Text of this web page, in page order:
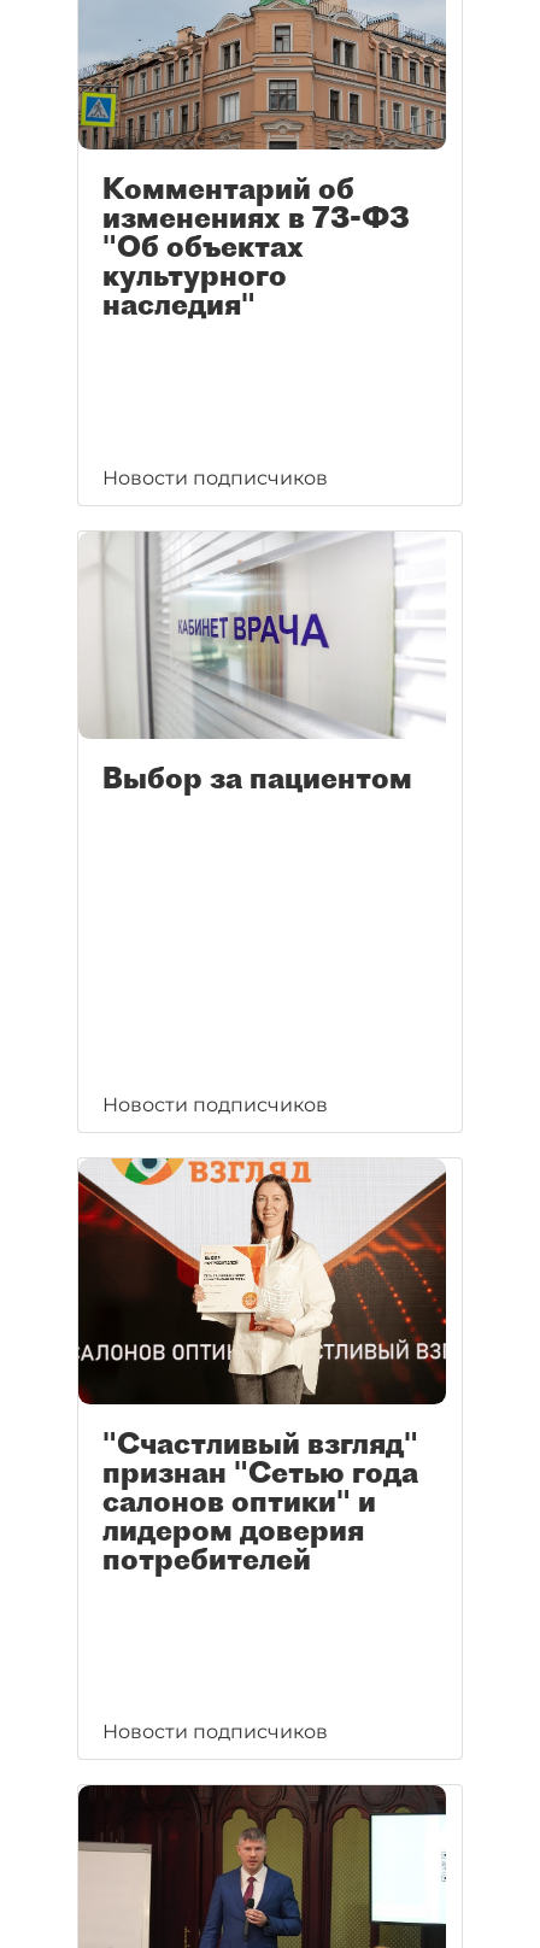
Комментарий об
изменениях в 73-ФЗ
"Об объектах
культурного
наследия"
Новости подписчиков
Выбор за пациентом
Новости подписчиков
"Счастливый взгляд"
признан "Сетью года
салонов оптики" и
лидером доверия
потребителей
Новости подписчиков